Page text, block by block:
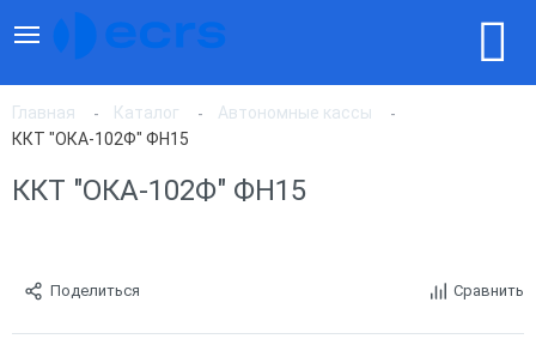
Главная Каталог
Автономные кассы
ККТ "ОКА-102Ф" ФН15
ККТ "ОКА-102Ф" ФН15
Поделиться Сравнить